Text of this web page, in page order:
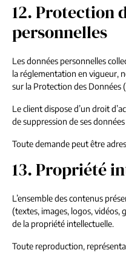
12. Protection
personnelles
Les données personnelles
la réglementation en vigueur,
sur la Protection des Données
Le client dispose d’un droit
de suppression de ses
Toute demande peut être
13. Propriété
L’ensemble des contenus
(textes, images, logos, vidéos,
de la propriété intellectuelle.
Toute reproduction,